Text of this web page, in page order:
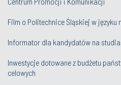
Film o Politechnice Śląskiej w języku
Informator dla kandydatów na studia
Inwestycje dotowane z budżetu
celowych